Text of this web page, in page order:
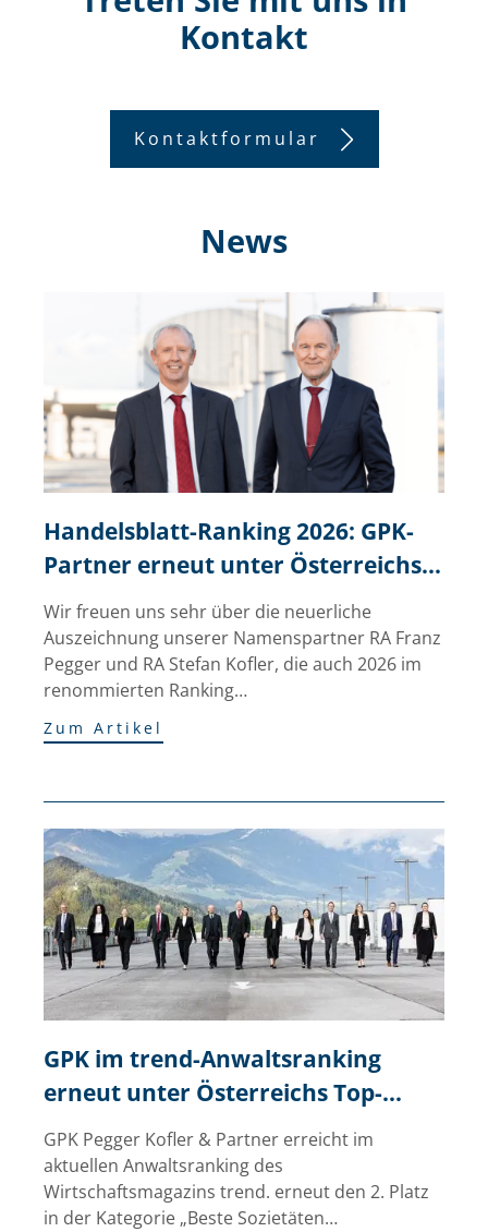
Kontakt
Kontaktformular
News
Handelsblatt-Ranking 2026: GPK-
Partner erneut unter Österreichs
besten Anwälten
Wir freuen uns sehr über die neuerliche
Auszeichnung unserer Namenspartner RA Franz
Pegger und RA Stefan Kofler, die auch 2026 im
renommierten Ranking…
Zum Artikel
GPK im trend-Anwaltsranking
erneut unter Österreichs Top-
Kanzleien
GPK Pegger Kofler & Partner erreicht im
aktuellen Anwaltsranking des
Wirtschaftsmagazins trend. erneut den 2. Platz
in der Kategorie „Beste Sozietäten…